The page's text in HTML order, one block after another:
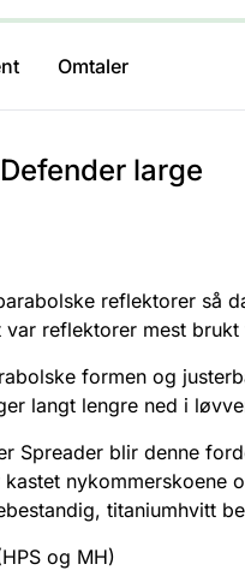
Omtaler
large
reflektorer så
reflektorer mest
formen og
langt lengre ned i
Spreader blir denne
nykommerskoene
titaniumhvitt
og MH)